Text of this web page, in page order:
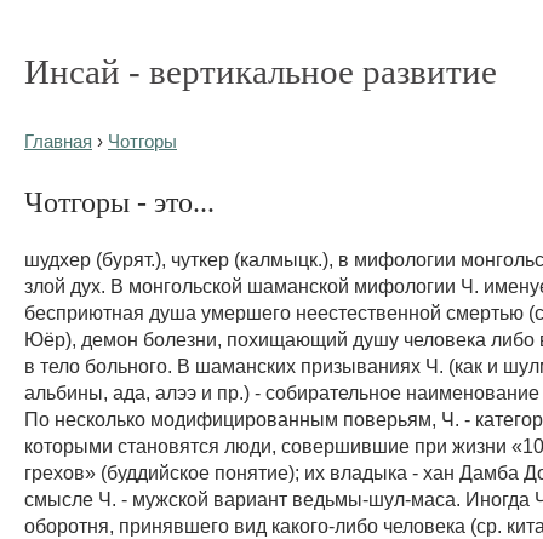
Инсай - вертикальное развитие
Главная › Чотгоры
Чотгоры - это...
шудхер (бурят.), чуткер (калмыцк.), в мифологии
злой дух. В монгольской шаманской мифологии Ч.
бесприютная душа умершего неестественной смертью
Юёр), демон болезни, похищающий душу человека либо
в тело больного. В шаманских призываниях Ч. (как и
альбины, ада, алээ и пр.) - собирательное
По несколько модифицированным поверьям, Ч. -
которыми становятся люди, совершившие при жизни
грехов» (буддийское понятие); их владыка - хан Дамба
смысле Ч. - мужской вариант ведьмы-шул-маса. Иногда
оборотня, принявшего вид какого-либо человека (ср.